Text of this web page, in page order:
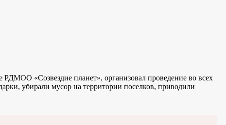
РДМОО «Созвездие планет», организовал проведение во всех
убирали мусор на территории поселков, приводили